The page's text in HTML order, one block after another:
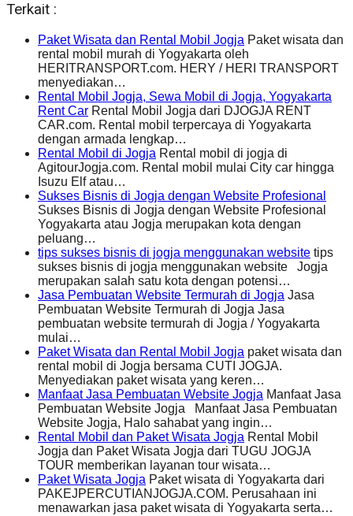
Terkait :
Paket Wisata dan Rental Mobil Jogja Paket wisata dan
rental mobil murah di Yogyakarta oleh
HERITRANSPORT.com. HERY / HERI TRANSPORT
menyediakan…
Rental Mobil Jogja, Sewa Mobil di Jogja, Yogyakarta
Rent Car Rental Mobil Jogja dari DJOGJA RENT
CAR.com. Rental mobil terpercaya di Yogyakarta
dengan armada lengkap…
Rental Mobil di Jogja Rental mobil di jogja di
AgitourJogja.com. Rental mobil mulai City car hingga
Isuzu Elf atau…
Sukses Bisnis di Jogja dengan Website Profesional
Sukses Bisnis di Jogja dengan Website Profesional
Yogyakarta atau Jogja merupakan kota dengan
peluang…
tips sukses bisnis di jogja menggunakan website tips
sukses bisnis di jogja menggunakan website Jogja
merupakan salah satu kota dengan potensi…
Jasa Pembuatan Website Termurah di Jogja Jasa
Pembuatan Website Termurah di Jogja Jasa
pembuatan website termurah di Jogja / Yogyakarta
mulai…
Paket Wisata dan Rental Mobil Jogja paket wisata dan
rental mobil di Jogja bersama CUTI JOGJA.
Menyediakan paket wisata yang keren…
Manfaat Jasa Pembuatan Website Jogja Manfaat Jasa
Pembuatan Website Jogja Manfaat Jasa Pembuatan
Website Jogja, Halo sahabat yang ingin…
Rental Mobil dan Paket Wisata Jogja Rental Mobil
Jogja dan Paket Wisata Jogja dari TUGU JOGJA
TOUR memberikan layanan tour wisata…
Paket Wisata Jogja Paket wisata di Yogyakarta dari
PAKEJPERCUTIANJOGJA.COM. Perusahaan ini
menawarkan jasa paket wisata di Yogyakarta serta…